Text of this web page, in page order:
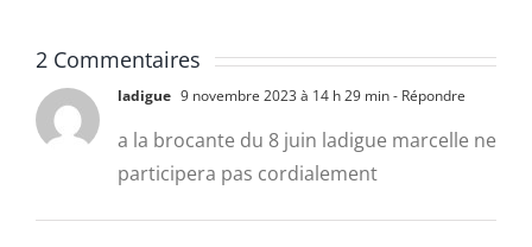
2 Commentaires
ladigue 9 novembre 2023 à 14 h 29 min- Répondre
a la brocante du 8 juin ladigue marcelle ne
participera pas cordialement